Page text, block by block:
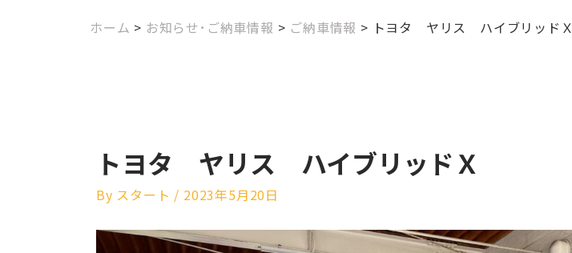
ホーム > お知らせ･ご納車情報 > ご納車情報 > トヨタ ヤリス ハイブリッドＸ
トヨタ ヤリス ハイブリッドＸ
By スタート / 2023年5月20日